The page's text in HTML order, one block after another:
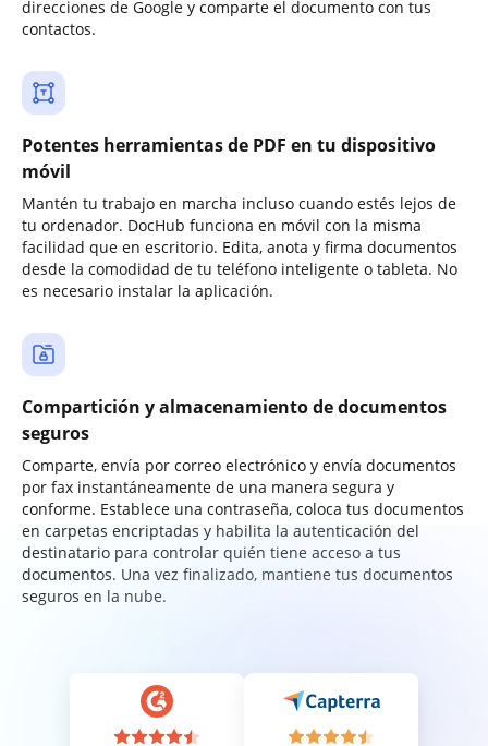
direcciones de Google y comparte el documento con tus
contactos.
Potentes herramientas de PDF en tu dispositivo
móvil
Mantén tu trabajo en marcha incluso cuando estés lejos de
tu ordenador. DocHub funciona en móvil con la misma
facilidad que en escritorio. Edita, anota y firma documentos
desde la comodidad de tu teléfono inteligente o tableta. No
es necesario instalar la aplicación.
Compartición y almacenamiento de documentos
seguros
Comparte, envía por correo electrónico y envía documentos
por fax instantáneamente de una manera segura y
conforme. Establece una contraseña, coloca tus documentos
en carpetas encriptadas y habilita la autenticación del
destinatario para controlar quién tiene acceso a tus
documentos. Una vez finalizado, mantiene tus documentos
seguros en la nube.